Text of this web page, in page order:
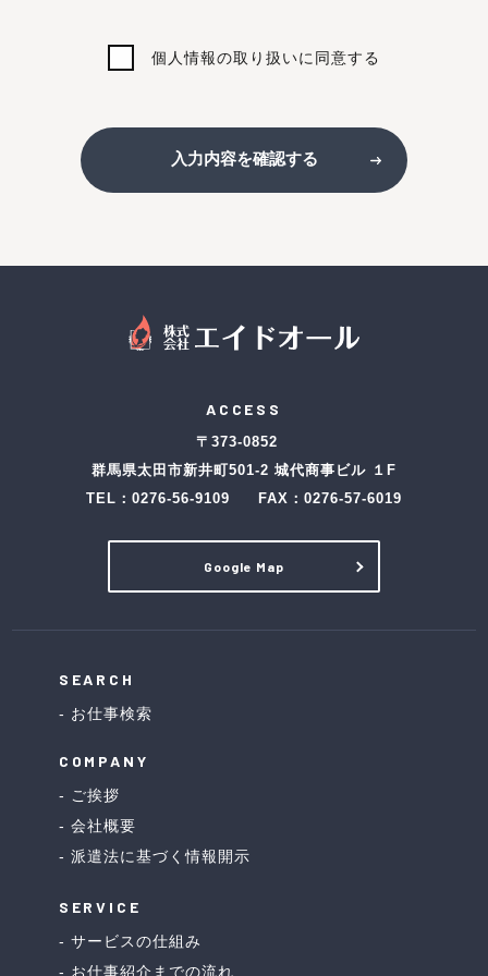
個人情報の取り扱いに同意する
入力内容を確認する
ACCESS
〒373-0852
群馬県太田市新井町501-2 城代商事ビル １F
TEL： 0276-56-9109 FAX：0276-57-6019
Google Map
SEARCH
お仕事検索
COMPANY
ご挨拶
会社概要
派遣法に基づく情報開示
SERVICE
サービスの仕組み
お仕事紹介までの流れ